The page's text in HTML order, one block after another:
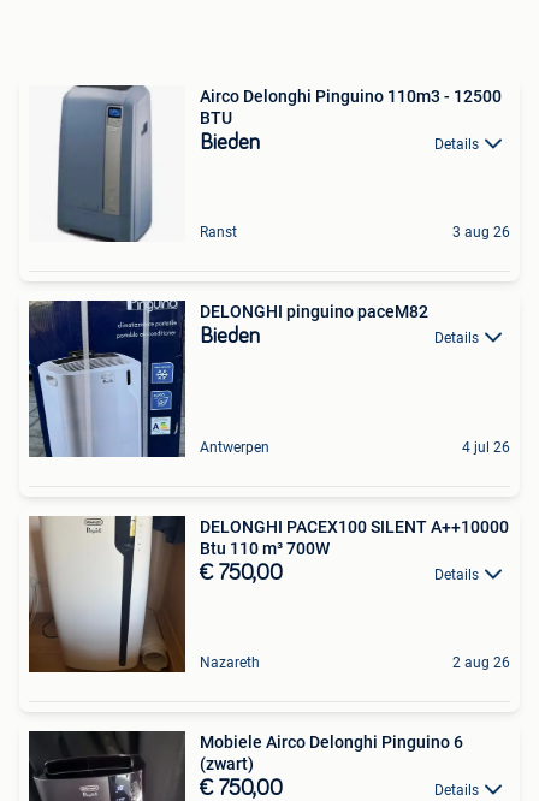
Airco Delonghi Pinguino 110m3 - 12500
BTU
Bieden Details
Ranst 3 aug 26
DELONGHI pinguino paceM82
Bieden Details
Antwerpen 4 jul 26
DELONGHI PACEX100 SILENT A++10000
Btu 110 m³ 700W
€ 750,00 Details
Nazareth 2 aug 26
Mobiele Airco Delonghi Pinguino 6
(zwart)
€ 750,00 Details